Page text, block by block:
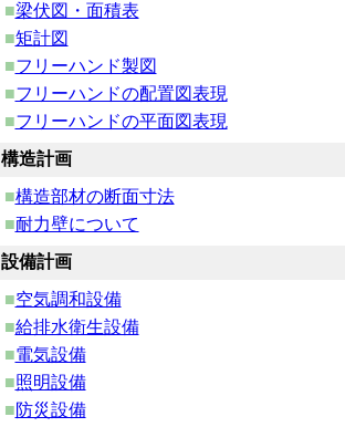
■梁伏図・面積表
■矩計図
■フリーハンド製図
■フリーハンドの配置図表現
■フリーハンドの平面図表現
構造計画
■構造部材の断面寸法
■耐力壁について
設備計画
■空気調和設備
■給排水衛生設備
■電気設備
■照明設備
■防災設備